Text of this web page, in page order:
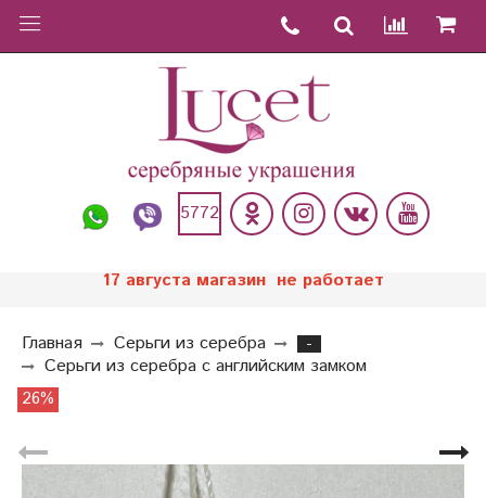
5772
17 августа магазин не работает
Главная Серьги из серебра
-
Серьги из серебра с английским замком
26%